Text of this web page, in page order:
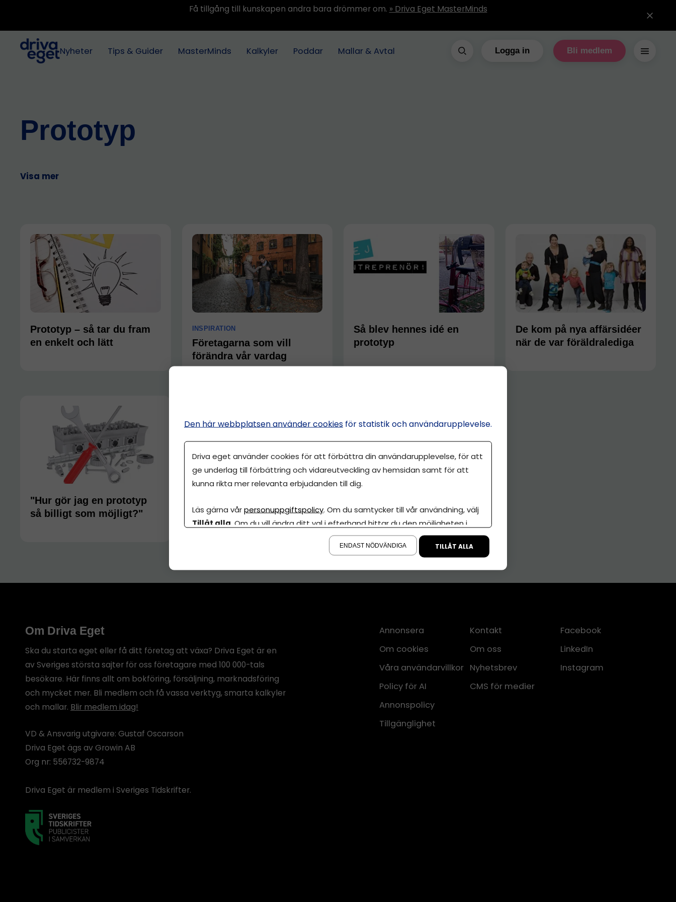
Få tillgång till kunskapen andra bara drömmer om. » Driva Eget MasterMinds
Nyheter Tips & Guider MasterMinds Kalkyler Poddar Mallar & Avtal Logga in Bli medlem
Prototyp
Visa mer
Prototyp – så tar du fram
en enkelt och lätt
INSPIRATION
Företagarna som vill
förändra vår vardag
Så blev hennes idé en
prototyp
De kom på nya affärsidéer
när de var föräldralediga
"Hur gör jag en prototyp
så billigt som möjligt?"
Om Driva Eget
Ska du starta eget eller få ditt företag att växa? Driva Eget är en
av Sveriges största sajter för oss företagare med 100 000-tals
besökare. Här finns allt om bokföring, försäljning, marknadsföring
och mycket mer. Bli medlem och få vassa verktyg, smarta kalkyler
och mallar. Blir medlem idag!
VD & Ansvarig utgivare: Gustaf Oscarson
Driva Eget ägs av Growin AB
Org nr: 556732-9874
Driva Eget är medlem i Sveriges Tidskrifter.
Annonsera
Om cookies
Våra användarvillkor
Policy för AI
Annonspolicy
Tillgänglighet
Kontakt
Om oss
Nyhetsbrev
CMS för medier
Facebook
LinkedIn
Instagram
Den här webbplatsen använder cookies för statistik och användarupplevelse.
Driva eget använder cookies för att förbättra din användarupplevelse, för att
ge underlag till förbättring och vidareutveckling av hemsidan samt för att
kunna rikta mer relevanta erbjudanden till dig.
Läs gärna vårpersonuppgiftspolicy. Om du samtycker till vår användning, välj
Tillåt alla . Om du vill ändra ditt val i efterhand hittar du den möjligheten i
ENDAST NÖDVÄNDIGA TILLÅT ALLA